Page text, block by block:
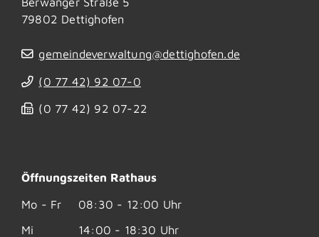
79802 Dettighofen
gemeindeverwaltung@dettighofen.de
(0 77 42) 92 07-0
(0 77 42) 92 07-22
Öffnungszeiten Rathaus
Mo - Fr
08:30 - 12:00 Uhr
Mi
14:00 - 18:30 Uhr